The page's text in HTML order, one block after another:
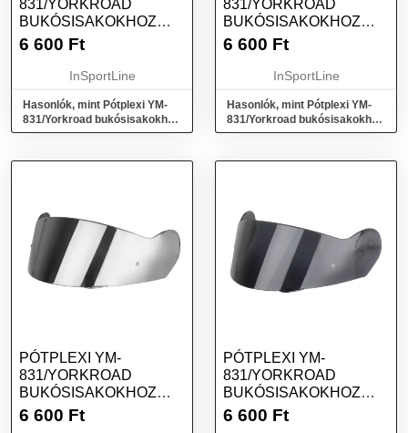
831/YORKROAD
BUKÓSISAKOKHOZ
PINLOCK 70-HEZ VALÓ
SZIVÁRVÁNY
6 600 Ft
InSportLine
Hasonlók, mint Pótplexi YM-
831/Yorkroad bukósisakokhoz
Pinlock 70-hez való csapokkal
831/YORKROAD
BUKÓSISAKOKHOZ
PINLOCK 70-HEZ VALÓ
ÁTTETSZŐ
6 600 Ft
InSportLine
Hasonlók, mint Pótplexi YM-
831/Yorkroad bukósisakokhoz
Pinlock 70-hez való csapokkal
PÓTPLEXI YM-
831/YORKROAD
BUKÓSISAKOKHOZ
PINLOCK 70-HEZ VALÓ
6 600 Ft
PÓTPLEXI YM-
831/YORKROAD
BUKÓSISAKOKHOZ
PINLOCK 70-HEZ VALÓ
6 600 Ft